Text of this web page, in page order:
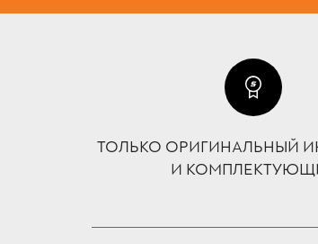
ТОЛЬКО ОРИГИНАЛЬНЫЙ
И